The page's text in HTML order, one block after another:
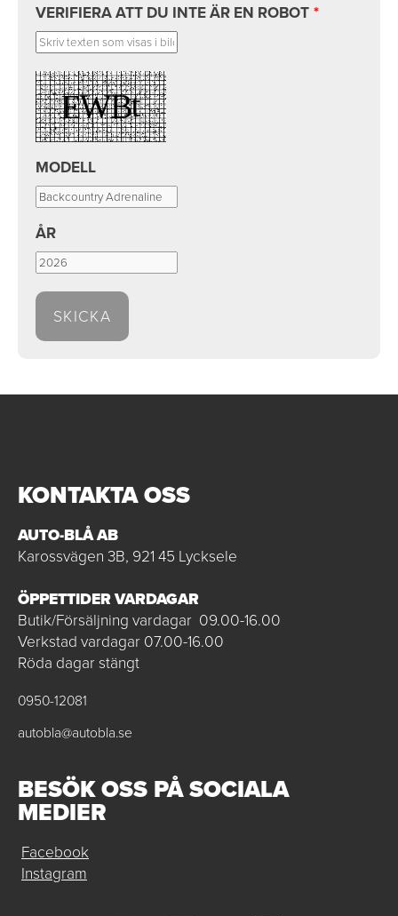
VERIFIERA ATT DU INTE ÄR EN ROBOT*
MODELL
ÅR
KONTAKTA OSS
AUTO-BLÅ AB
Karossvägen 3B, 921 45 Lycksele
ÖPPETTIDER VARDAGAR
Butik/Försäljning vardagar 09.00-16.00
Verkstad vardagar 07.00-16.00
Röda dagar stängt
0950-12081
autobla@autobla.se
BESÖK OSS PÅ SOCIALA
MEDIER
Facebook
Instagram